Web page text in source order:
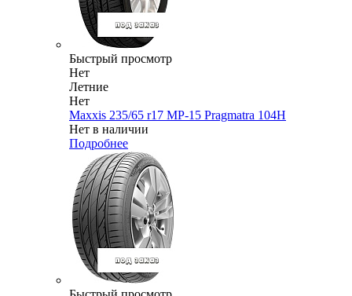
Быстрый просмотр
Нет
Летние
Нет
Maxxis 235/65 r17 MP-15 Pragmatra 104H
Нет в наличии
Подробнее